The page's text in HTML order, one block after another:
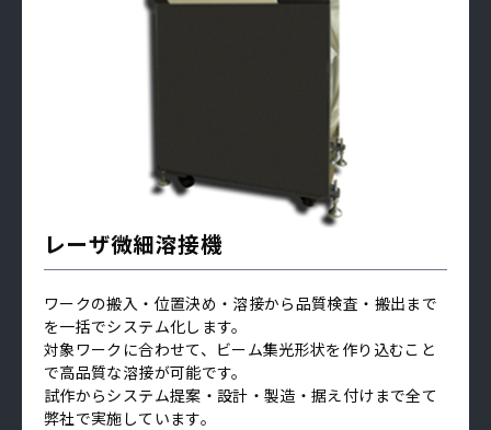
レーザ微細溶接機
ワークの搬入・位置決め・溶接から品質検査・搬出まで
を一括でシステム化します。
対象ワークに合わせて、ビーム集光形状を作り込むこと
で高品質な溶接が可能です。
試作からシステム提案・設計・製造・据え付けまで全て
弊社で実施しています。